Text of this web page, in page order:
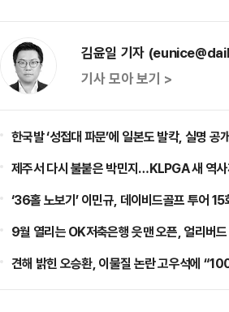
김윤일 기자
기사 모아 보기 >
한국발 ‘성접대 파문’에 일본도 발칵, 실명 공
제주서 다시 불붙은 박민지…KLPGA 새 역
‘36홀 노보기’ 이민규, 데이비드골프 투어
9월 열리는 OK저축은행 읏맨 오픈, 얼리버
견해 밝힌 오승환, 이물질 논란 고우석에